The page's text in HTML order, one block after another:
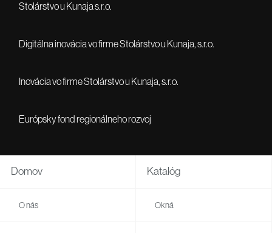
Stolárstvo u Kunaja s.r.o.
Digitálna inovácia vo firme Stolárstvo u Kunaja, s.r.o.
Inovácia vo firme Stolárstvo u Kunaja, s.r.o.
Európsky fond regionálneho rozvoj
Domov
O nás
Katalóg
Okná